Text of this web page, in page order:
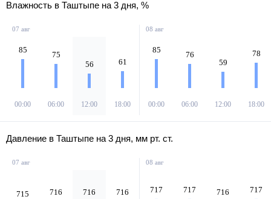
Влажность в Таштыпе на 3 дня, %
07 авг
85
00:00
75
06:00
56
12:00
61
18:00
08 авг
85
00:00
76
06:00
59
12:00
78
18:00
Давление в Таштыпе на 3 дня, мм рт. ст.
07 авг
715 716 716 716
08 авг
717 717 716 717